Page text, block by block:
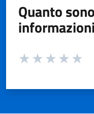
Quanto
Valuta da 1 a 5 stelle la